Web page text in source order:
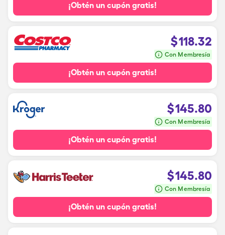
¡Obtén un cupón gratis!
$118.32
Con Membresía
¡Obtén un cupón gratis!
$145.80
Con Membresía
¡Obtén un cupón gratis!
$145.80
Con Membresía
¡Obtén un cupón gratis!